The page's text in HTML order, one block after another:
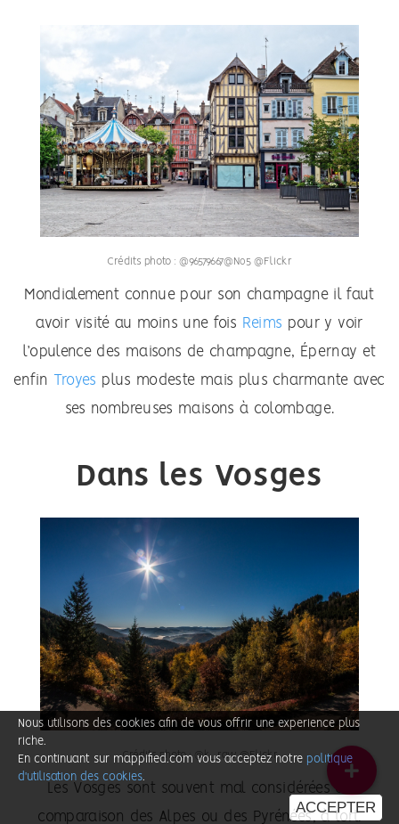
Crédits photo : @96579667@N05 @Flickr
Mondialement connue pour son champagne il faut
avoir visité au moins une fois Reims pour y voir
l’opulence des maisons de champagne, Épernay et
enfin
Troyes plus modeste mais plus charmante avec
ses nombreuses maisons à colombage.
Dans les Vosges
Crédits photo : @k_raw @Flickr
Les Vosges sont souvent mal considérées en
comparaison des Alpes ou des Pyrénées, à tort.
Nous utilisons des cookies afin de vous offrir une experience plus
riche.
En continuant sur mappified.com vous acceptez notre politique
d'utilisation des cookies.